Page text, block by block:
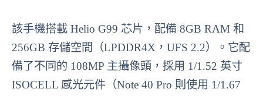
該手機搭載 Helio G99 芯片，配備 8GB RAM 和
256GB 存儲空間（LPDDR4X，UFS 2.2）。它配
備了不同的 108MP 主攝像頭，採用 1/1.52 英寸
ISOCELL 感光元件（Note 40 Pro 則使用 1/1.67